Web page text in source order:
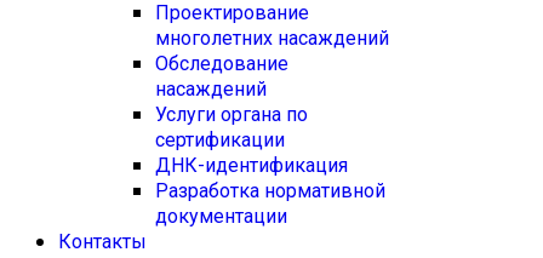
Проектирование
многолетних насаждений
Обследование
насаждений
Услуги органа по
сертификации
ДНК-идентификация
Разработка нормативной
документации
Контакты